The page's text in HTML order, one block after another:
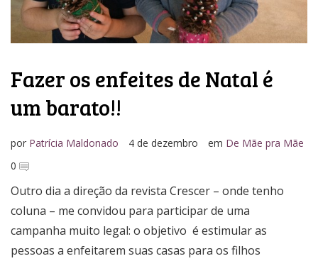
Fazer os enfeites de Natal é
um barato!!
por Patrícia Maldonado 4 de dezembro em De Mãe pra Mãe
0
Outro dia a direção da revista Crescer – onde tenho
coluna – me convidou para participar de uma
campanha muito legal: o objetivo é estimular as
pessoas a enfeitarem suas casas para os filhos